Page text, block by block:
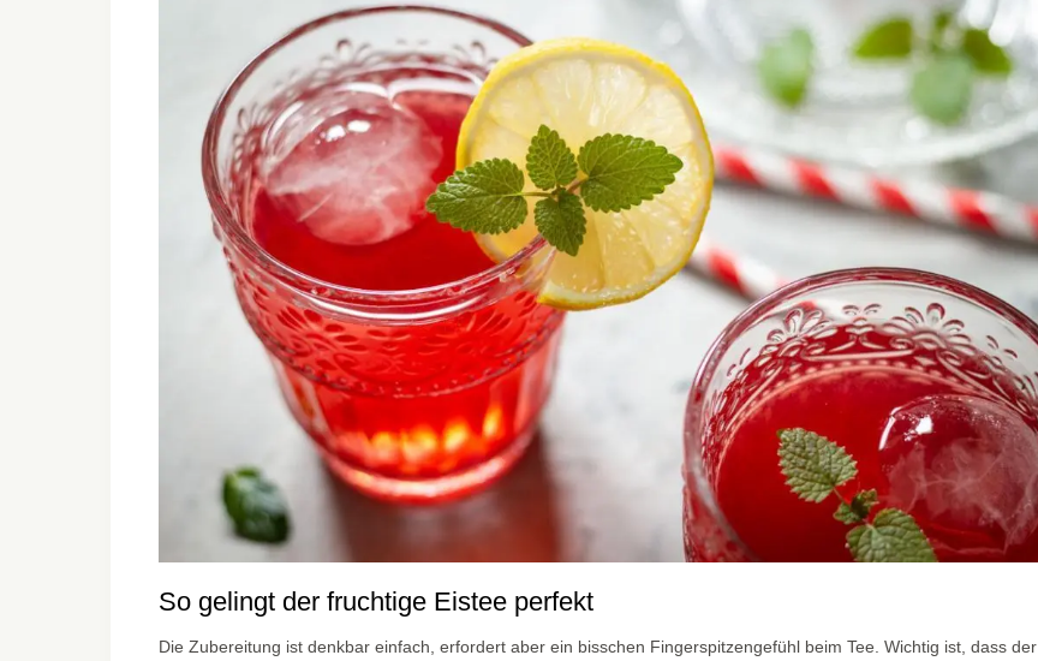
So gelingt der fruchtige Eistee perfekt
Die Zubereitung ist denkbar einfach, erfordert aber ein bisschen Fingerspitzengefühl beim Tee. Wichtig ist, dass der